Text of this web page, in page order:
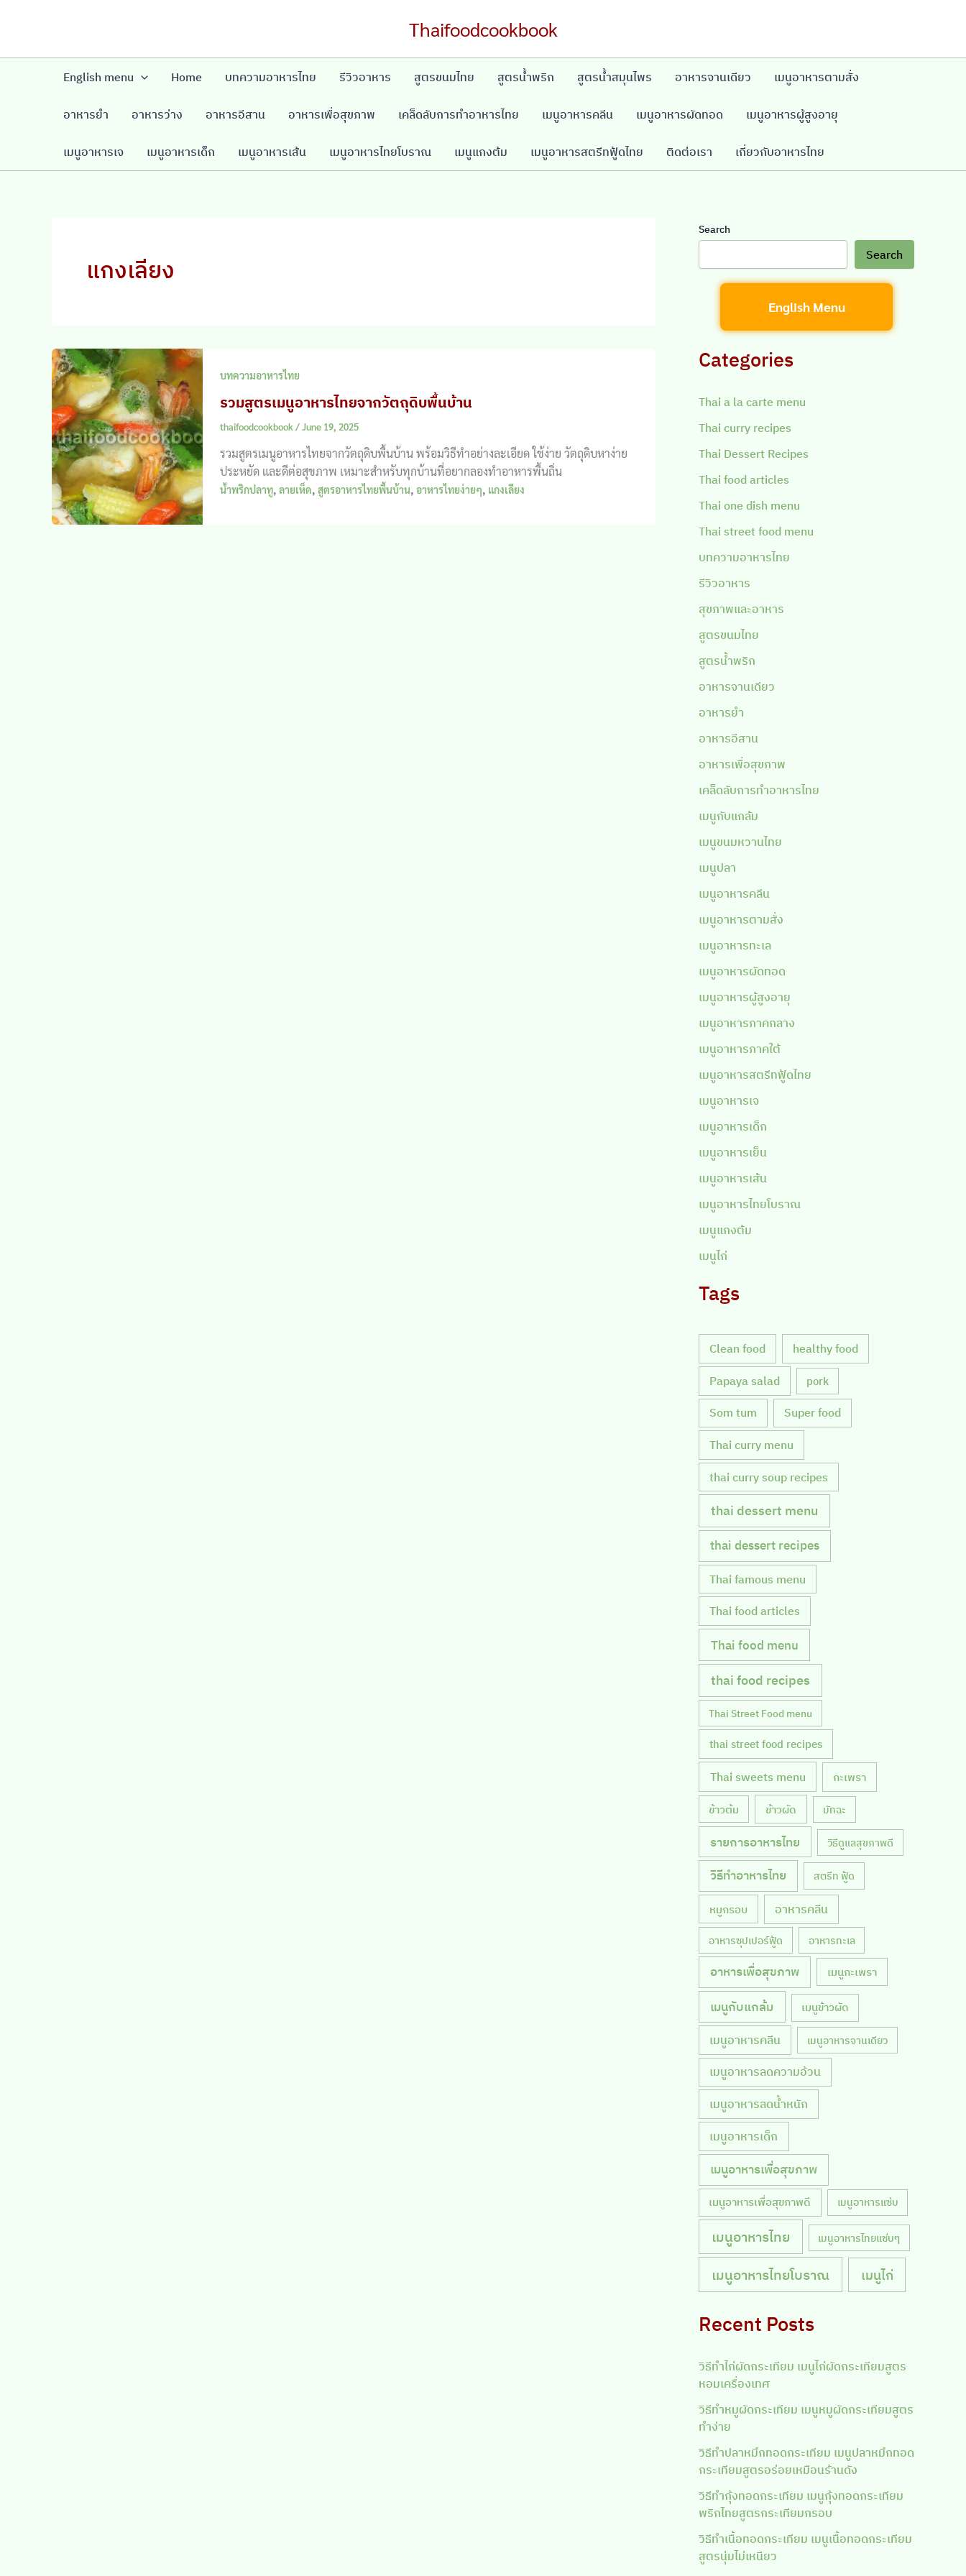
Thaifoodcookbook
English menu Home บทความอาหารไทย รีวิวอาหาร สูตรขนมไทย สูตรน้ำพริก สูตรน้ำสมุนไพร อาหารจานเดียว เมนูอาหารตามสั่ง
อาหารยำ อาหารว่าง อาหารอีสาน อาหารเพื่อสุขภาพ เคล็ดลับการทำอาหารไทย เมนูอาหารคลีน เมนูอาหารผัดทอด เมนูอาหารผู้สูงอายุ
เมนูอาหารเจ เมนูอาหารเด็ก เมนูอาหารเส้น เมนูอาหารไทยโบราณ เมนูแกงต้ม เมนูอาหารสตรีทฟู้ดไทย ติดต่อเรา เกี่ยวกับอาหารไทย
แกงเลียง
บทความอาหารไทย
รวมสูตรเมนูอาหารไทยจากวัตถุดิบพื้นบ้าน
thaifoodcookbook /June 19, 2025
รวมสูตรเมนูอาหารไทยจากวัตถุดิบพื้นบ้าน พร้อมวิธีทำอย่างละเอียด ใช้ง่าย วัตถุดิบหาง่าย
ประหยัด และดีต่อสุขภาพ เหมาะสำหรับทุกบ้านที่อยากลองทำอาหารพื้นถิ่น
น้ำพริกปลาทู, ลายเห็ด, สูตรอาหารไทยพื้นบ้าน, อาหารไทยง่ายๆ, แกงเลียง
Search
Search
English Menu
Categories
Thai a la carte menu
Thai curry recipes
Thai Dessert Recipes
Thai food articles
Thai one dish menu
Thai street food menu
บทความอาหารไทย
รีวิวอาหาร
สุขภาพและอาหาร
สูตรขนมไทย
สูตรน้ำพริก
อาหารจานเดียว
อาหารยำ
อาหารอีสาน
อาหารเพื่อสุขภาพ
เคล็ดลับการทำอาหารไทย
เมนูกับแกล้ม
เมนูขนมหวานไทย
เมนูปลา
เมนูอาหารคลีน
เมนูอาหารตามสั่ง
เมนูอาหารทะเล
เมนูอาหารผัดทอด
เมนูอาหารผู้สูงอายุ
เมนูอาหารภาคกลาง
เมนูอาหารภาคใต้
เมนูอาหารสตรีทฟู้ดไทย
เมนูอาหารเจ
เมนูอาหารเด็ก
เมนูอาหารเย็น
เมนูอาหารเส้น
เมนูอาหารไทยโบราณ
เมนูแกงต้ม
เมนูไก่
Tags
Clean food healthy food
Papaya salad pork
Som tum Super food
Thai curry menu
thai curry soup recipes
thai dessert menu
thai dessert recipes
Thai famous menu
Thai food articles
Thai food menu
thai food recipes
Thai Street Food menu
thai street food recipes
Thai sweets menu กะเพรา
ข้าวต้ม ข้าวผัด มัทฉะ
รายการอาหารไทย วิธีดูแลสุขภาพดี
วิธีทำอาหารไทย สตรีท ฟู้ด
หมูกรอบ อาหารคลีน
อาหารซุปเปอร์ฟู้ด อาหารทะเล
อาหารเพื่อสุขภาพ เมนูกะเพรา
เมนูกับแกล้ม เมนูข้าวผัด
เมนูอาหารคลีน เมนูอาหารจานเดียว
เมนูอาหารลดความอ้วน
เมนูอาหารลดน้ำหนัก
เมนูอาหารเด็ก
เมนูอาหารเพื่อสุขภาพ
เมนูอาหารเพื่อสุขภาพดี เมนูอาหารแซ่บ
เมนูอาหารไทย เมนูอาหารไทยแซ่บๆ
เมนูอาหารไทยโบราณ เมนูไก่
Recent Posts
วิธีทำไก่ผัดกระเทียม เมนูไก่ผัดกระเทียมสูตร
หอมเครื่องเทศ
วิธีทำหมูผัดกระเทียม เมนูหมูผัดกระเทียมสูตร
ทำง่าย
วิธีทำปลาหมึกทอดกระเทียม เมนูปลาหมึกทอด
กระเทียมสูตรอร่อยเหมือนร้านดัง
วิธีทำกุ้งทอดกระเทียม เมนูกุ้งทอดกระเทียม
พริกไทยสูตรกระเทียมกรอบ
วิธีทำเนื้อทอดกระเทียม เมนูเนื้อทอดกระเทียม
สูตรนุ่มไม่เหนียว